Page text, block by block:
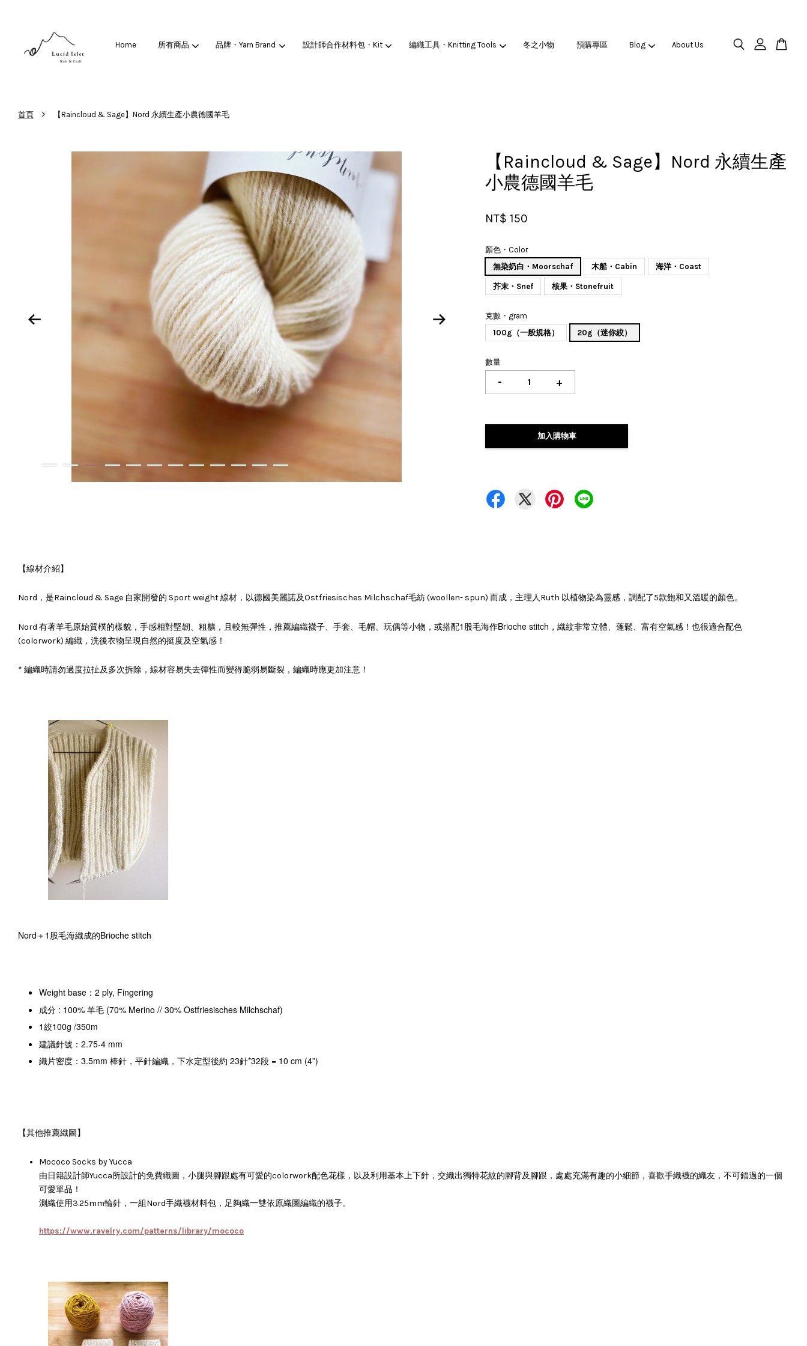
Home 所有商品 品牌・Yarn Brand 設計師合作材料包・Kit 編織工具・Knitting Tools 冬之小物 預購專區 Blog About Us
首頁 › 【Raincloud & Sage】Nord 永續生產小農德國羊毛
【Raincloud & Sage】Nord 永續生產
小農德國羊毛
NT$ 150
顏色・Color
無染奶白・Moorschaf
木船・Cabin 海洋・Coast
芥末・Snef 核果・Stonefruit
克數・gram
100g（一般規格）
20g（迷你絞）
數量
- +
加入購物車
【線材介紹】
Nord，是Raincloud & Sage 自家開發的 Sport weight 線材，以德國美麗諾及Ostfriesisches Milchschaf毛紡 (woollen- spun) 而成，主理人Ruth 以植物染為靈感，調配了5款飽和又溫暖的顏色。
Nord 有著羊毛原始質樸的樣貌，手感相對堅韌、粗䊯，且較無彈性，推薦編織襪子、手套、毛帽、玩偶等小物， 或搭配1股毛海作Brioche stitch，織紋非常立體、蓬鬆、富有空氣感！ 也很適合配色
(colorwork) 編織，洗後衣物呈現自然的挺度及空氣感！
* 編織時請勿過度拉扯及多次拆除，線材容易失去彈性而變得脆弱易斷裂，編織時應更加注意！
Nord＋1股毛海織成的Brioche stitch
Weight base：2 ply, Fingering
成分 : 100% 羊毛 (70% Merino // 30% Ostfriesisches Milchschaf)
1絞100g /350m
建議針號：2.75-4 mm
織片密度：3.5mm 棒針，平針編織，下水定型後約 23針*32段 = 10 cm (4”)
【其他推薦織圖】
Mococo Socks by Yucca
由日籍設計師Yucca所設計的免費織圖，小腿與腳跟處有可愛的colorwork配色花樣，以及利用基本上下針，交織出獨特花紋的腳背及腳跟，處處充滿有趣的小細節，喜歡手織襪的織友，不可錯過的一個
可愛單品！
測織使用3.25mm輪針，一組Nord手織襪材料包，足夠織一雙依原織圖編織的襪子。
https://www.ravelry.com/patterns/library/mococo